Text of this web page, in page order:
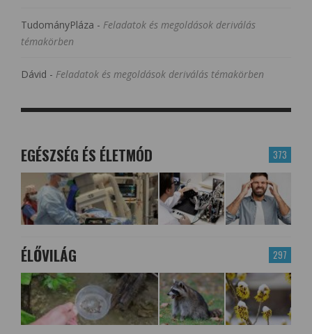
TudományPláza - Feladatok és megoldások deriválás
témakörben
Dávid - Feladatok és megoldások deriválás témakörben
373
EGÉSZSÉG ÉS ÉLETMÓD
297
ÉLŐVILÁG